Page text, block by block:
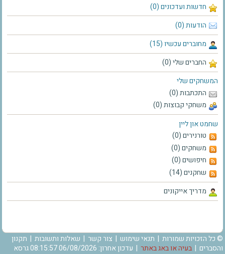
חדשות ועדכונים (0)
הודעות (0)
מחוברים עכשיו (15)
החברים שלי (0)
המשחקים שלי
התכתבות (0)
משחקי קבוצות (0)
שחמט און ליין
טורנירים (0)
משחקים (0)
חיפושים (0)
שחקנים (14)
מדריך אייקונים
© כל הזכויות שמורות | תנאי שימוש | צור קשר | שאלות ותשובות | תקנון
והסברים | בעיה או באג באתר
| עדכון אחרון: 06/08/2026 08:15:57 גרסא